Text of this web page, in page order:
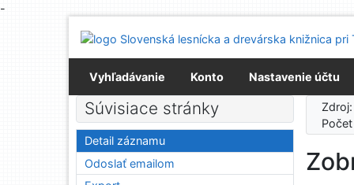
-
Prejsť na menu
Prehlásenie o webovej prístupnosti
Vyhľadávanie
Konto Nastavenie účtu
Súvisiace stránky
Detail záznamu
Odoslať emailom